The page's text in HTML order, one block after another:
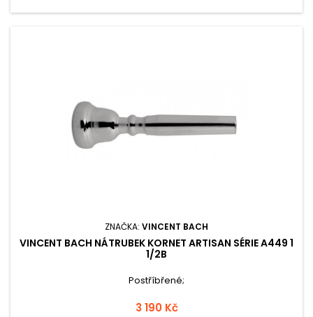
ZNAČKA: VINCENT BACH
VINCENT BACH NÁTRUBEK KORNET ARTISAN SÉRIE A449 1
1/2B
Postříbřené;
3 190 Kč